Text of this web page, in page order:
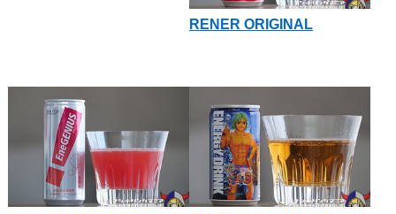
RENER ORIGINAL